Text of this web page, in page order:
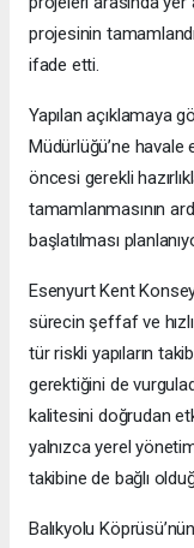
projesinin
ifade etti.
Yapılan açıklamaya
Müdürlüğü’ne
öncesi gerekli
tamamlanmasının
başlatılması
Esenyurt Kent
sürecin şeffaf ve
tür riskli yapıların
gerektiğini de
kalitesini doğrudan
yalnızca yerel
takibine de bağlı
Balıkyolu